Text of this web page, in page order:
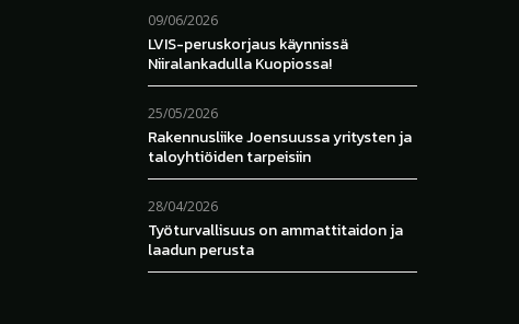
09/06/2026
LVIS-peruskorjaus käynnissä
Niiralankadulla Kuopiossa!
25/05/2026
Rakennusliike Joensuussa yritysten ja
taloyhtiöiden tarpeisiin
28/04/2026
Työturvallisuus on ammattitaidon ja
laadun perusta